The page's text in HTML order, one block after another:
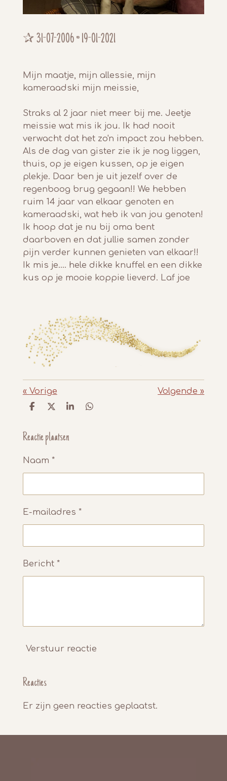
✰31-07-2006 ~19-01-2021
Mijn maatje, mijn allessie, mijn
kameraadski mijn meissie,
Straks al 2 jaar niet meer bij me. Jeetje
meissie wat mis ik jou. Ik had nooit
verwacht dat het zo'n impact zou hebben.
Als de dag van gister zie ik je nog liggen,
thuis, op je eigen kussen, op je eigen
plekje. Daar ben je uit jezelf over de
regenboog brug gegaan!! We hebben
ruim 14 jaar van elkaar genoten en
kameraadski, wat heb ik van jou genoten!
Ik hoop dat je nu bij oma bent
daarboven en dat jullie samen zonder
pijn verder kunnen genieten van elkaar!!
Ik mis je.... hele dikke knuffel en een dikke
kus op je mooie koppie lieverd. Laf joe
« Vorige Volgende »
D
e
D
l
S
D
Reactie plaatsen
Naam *
E-mailadres *
Bericht *
Verstuur reactie
Reacties
Er zijn geen reacties geplaatst.